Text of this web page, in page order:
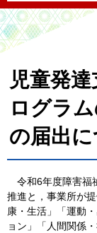
児童発
ログラ
の届出
令和6年度障害福
推進と，事業所が
康・生活」「運動
ョン」「人間関係